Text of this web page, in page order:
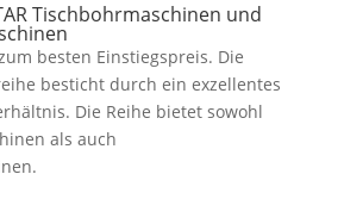
Tischbohrmaschinen und
besten Einstiegspreis. Die
besticht durch ein exzellentes
Die Reihe bietet sowohl
als auch